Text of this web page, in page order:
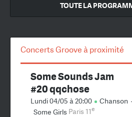
TOUTE LA
Concerts Groove à proximité
Some Sounds Jam
#20 qqchose
Lundi 04/05 à 20:00 Chanson
Some Girls Paris 11e